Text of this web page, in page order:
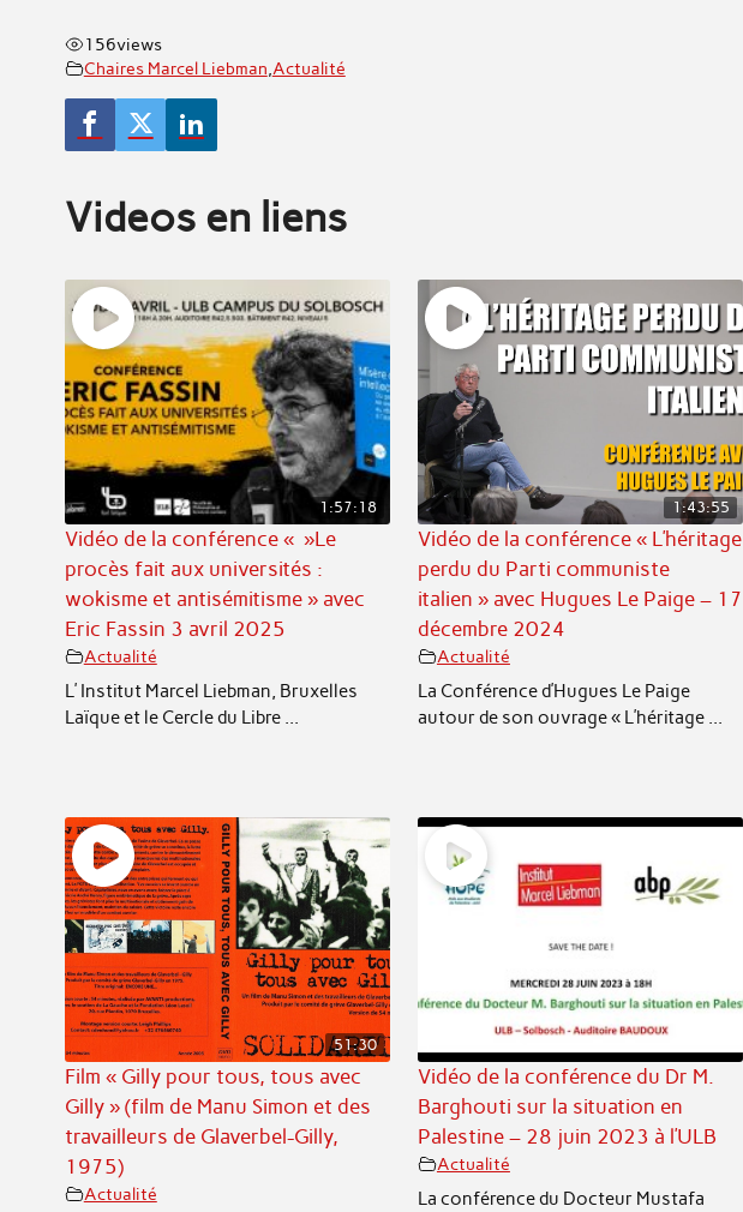
156views
Chaires Marcel Liebman Actualité
Videos en liens
1:57:18
Vidéo de la conférence « »Le
procès fait aux universités :
wokisme et antisémitisme » avec
Eric Fassin 3 avril 2025
Actualité
L’ Institut Marcel Liebman, Bruxelles
Laïque et le Cercle du Libre ...
1:43:55
Vidéo de la conférence « L’héritage
perdu du Parti communiste
italien » avec Hugues Le Paige – 17
décembre 2024
Actualité
La Conférence d’Hugues Le Paige
autour de son ouvrage « L’héritage ...
51:30
Film « Gilly pour tous, tous avec
Gilly » (film de Manu Simon et des
travailleurs de Glaverbel-Gilly,
1975)
Actualité
Vidéo de la conférence du Dr M.
Barghouti sur la situation en
Palestine – 28 juin 2023 à l’ULB
Actualité
La conférence du Docteur Mustafa